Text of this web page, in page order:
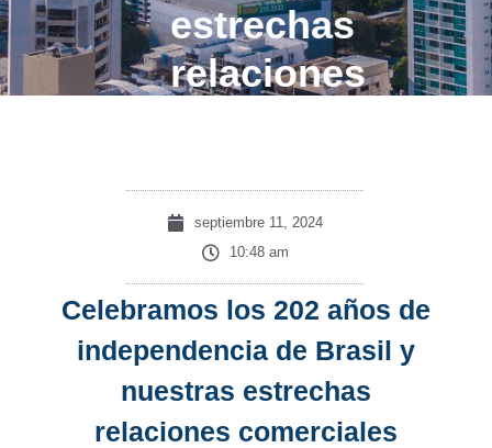
estrechas
relaciones
septiembre 11, 2024
10:48 am
Celebramos los 202 años de
independencia de Brasil y
nuestras estrechas
relaciones comerciales